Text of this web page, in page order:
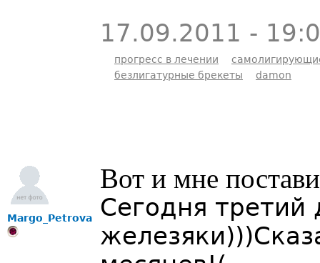
17.09.2011 -
прогресс в лечении
безлигатурные брекеты
damon
Margo_Petrova
Вот и мне
Сегодня третий